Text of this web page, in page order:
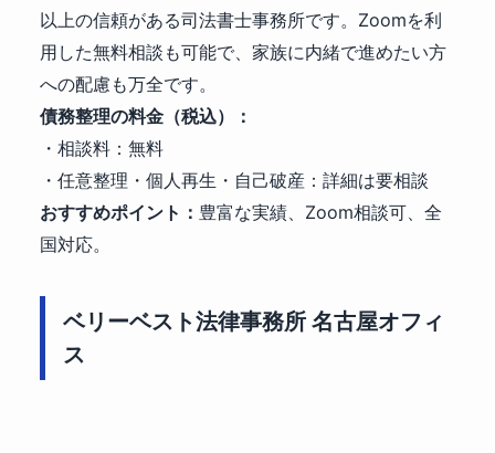
以上の信頼がある司法書士事務所です。Zoomを利
用した無料相談も可能で、家族に内緒で進めたい方
への配慮も万全です。
債務整理の料金（税込）：
・相談料：無料
・任意整理・個人再生・自己破産：詳細は要相談
おすすめポイント： 豊富な実績、Zoom相談可、全
国対応。
ベリーベスト法律事務所 名古屋オフィ
ス